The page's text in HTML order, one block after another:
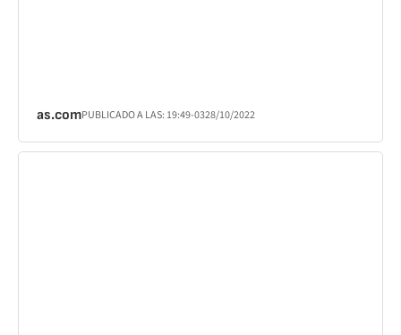
as.comPUBLICADO A LAS: 19:49-0328/10/2022